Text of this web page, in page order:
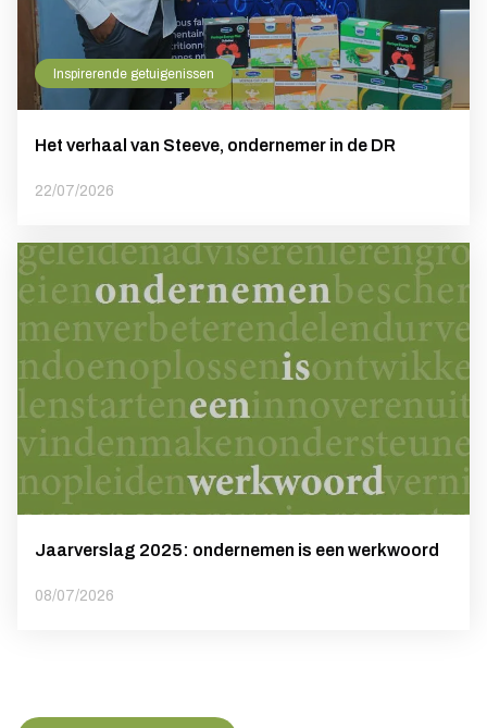
Inspirerende getuigenissen
Het verhaal van Steeve, ondernemer in de DR
22/07/2026
Jaarverslag 2025: ondernemen is een werkwoord
08/07/2026